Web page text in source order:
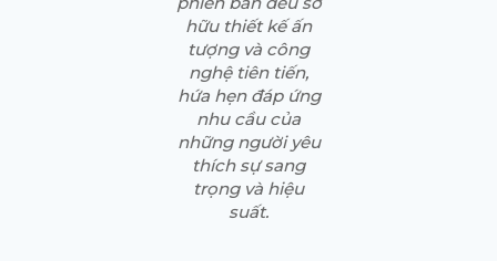
hữu thiết kế ấn
tượng và công
nghệ tiên tiến,
hứa hẹn đáp ứng
nhu cầu của
những người yêu
thích sự sang
trọng và hiệu
suất.